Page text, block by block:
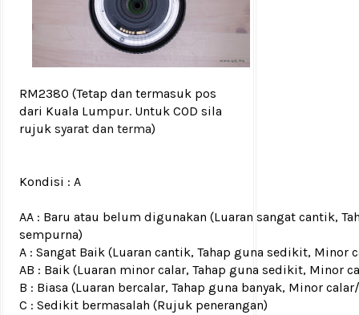
RM2380 (Tetap dan termasuk pos
dari Kuala Lumpur. Untuk COD sila
rujuk syarat dan terma)
Kondisi : A
AA : Baru atau belum digunakan (Luaran sangat cantik,
sempurna)
A : Sangat Baik (Luaran cantik, Tahap guna sedikit,
AB : Baik (Luaran minor calar, Tahap guna sedikit, Minor
B : Biasa (Luaran bercalar, Tahap guna banyak, Minor
C : Sedikit bermasalah (Rujuk penerangan)